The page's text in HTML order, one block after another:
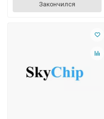
Закончился